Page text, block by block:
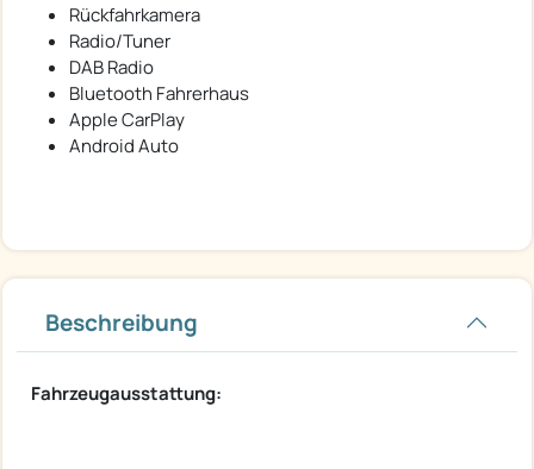
Rückfahrkamera
Radio/Tuner
DAB Radio
Bluetooth Fahrerhaus
Apple CarPlay
Android Auto
Beschreibung
Fahrzeugausstattung: